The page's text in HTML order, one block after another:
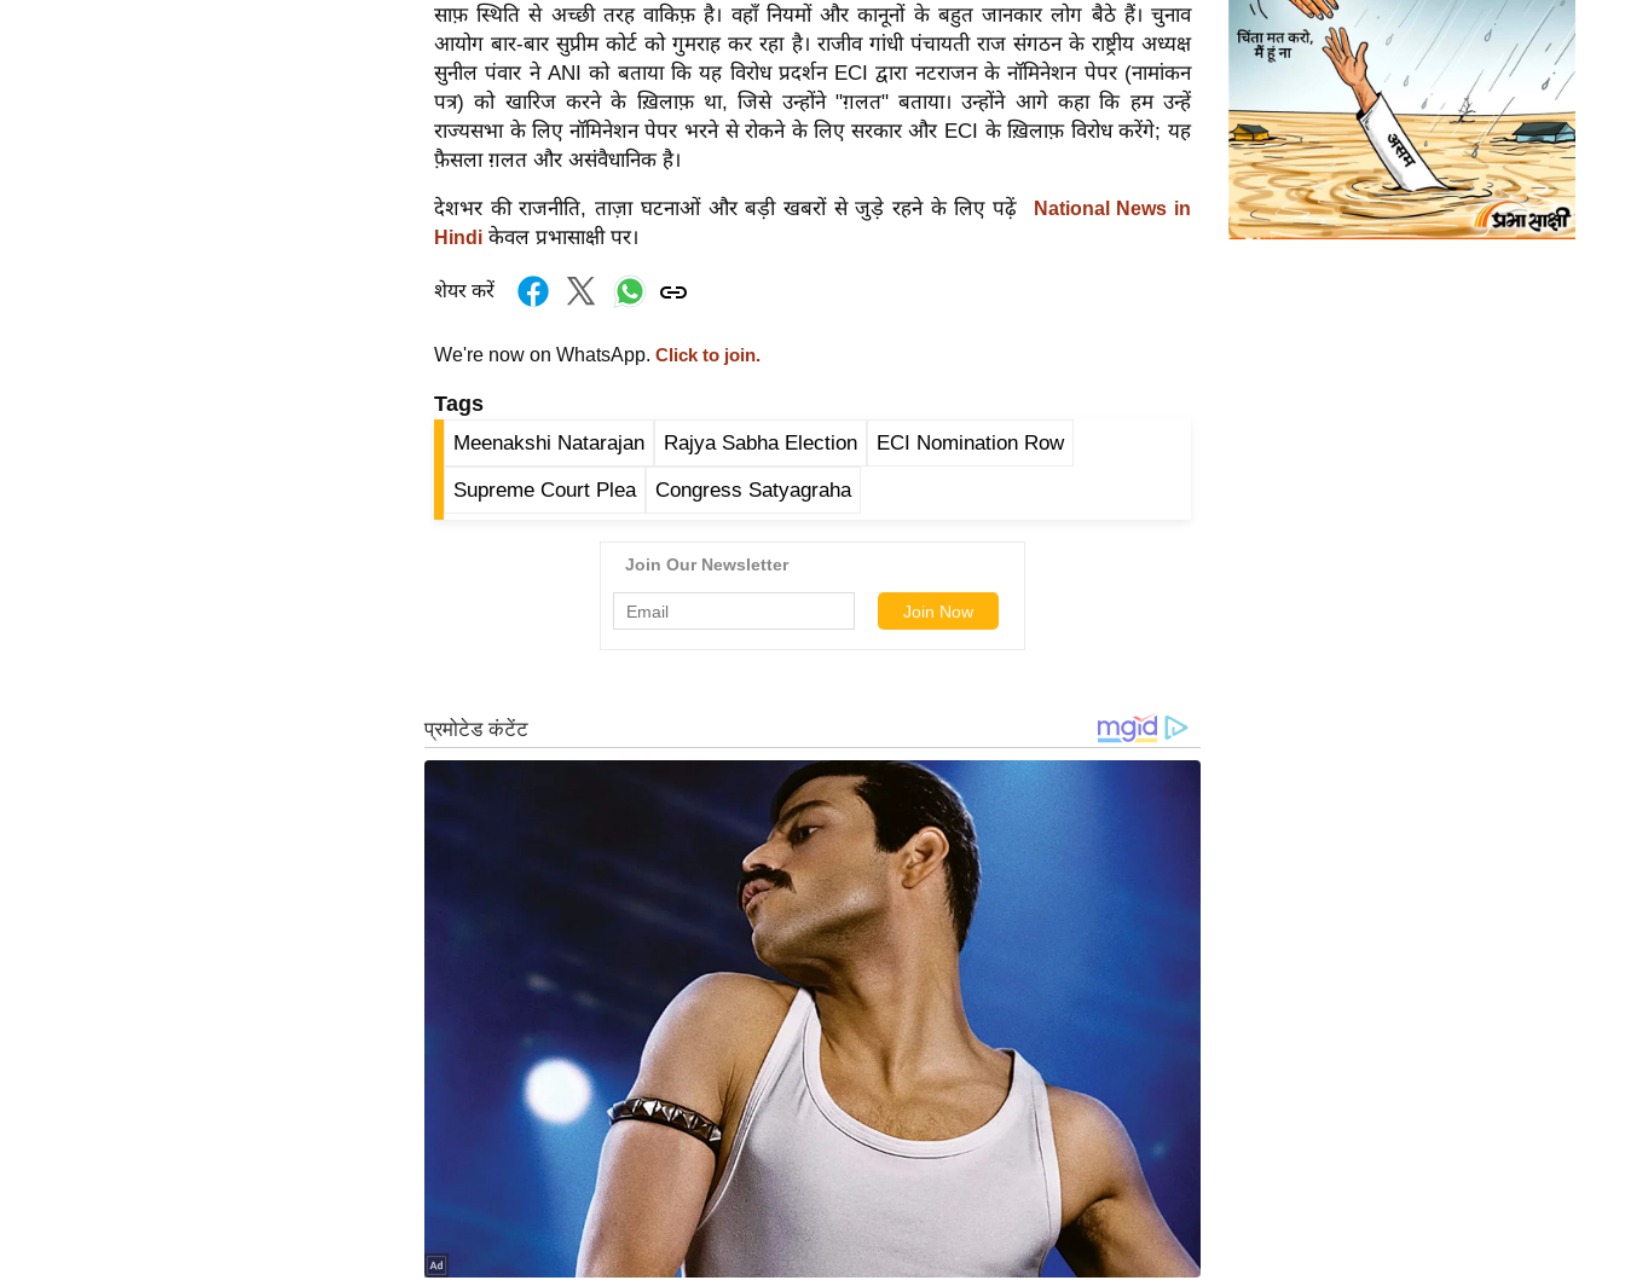
साफ़ स्थिति से अच्छी तरह वाकिफ़ है। वहाँ नियमों और कानूनों के बहुत जानकार लोग बैठे हैं। चुनाव
आयोग बार-बार सुप्रीम कोर्ट को गुमराह कर रहा है। राजीव गांधी पंचायती राज संगठन के राष्ट्रीय अध्यक्ष
सुनील पंवार ने ANI को बताया कि यह विरोध प्रदर्शन ECI द्वारा नटराजन के नॉमिनेशन पेपर (नामांकन
पत्र) को खारिज करने के ख़िलाफ़ था, जिसे उन्होंने "ग़लत" बताया। उन्होंने आगे कहा कि हम उन्हें
राज्यसभा के लिए नॉमिनेशन पेपर भरने से रोकने के लिए सरकार और ECI के ख़िलाफ़ विरोध करेंगे; यह
फ़ैसला ग़लत और असंवैधानिक है।
देशभर की राजनीति, ताज़ा घटनाओं और बड़ी खबरों से जुड़े रहने के लिए पढ़ें
National News in
Hindi केवल प्रभासाक्षी पर।
शेयर करें
We're now on WhatsApp. Click to join.
Tags
Meenakshi Natarajan Rajya Sabha Election ECI Nomination Row
Supreme Court Plea Congress Satyagraha